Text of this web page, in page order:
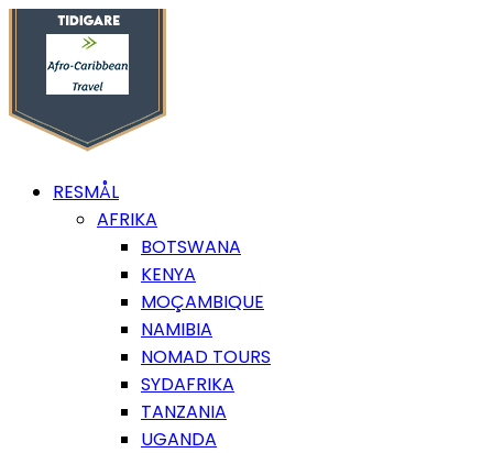
RESMÅL
AFRIKA
BOTSWANA
KENYA
MOÇAMBIQUE
NAMIBIA
NOMAD TOURS
SYDAFRIKA
TANZANIA
UGANDA